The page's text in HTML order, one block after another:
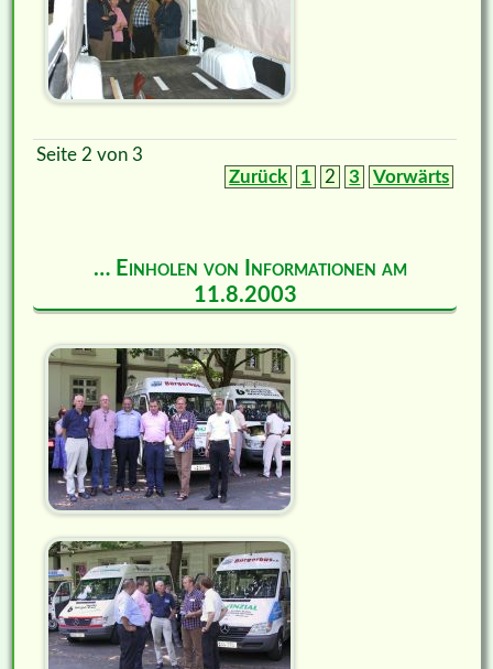
Seite 2 von 3
Zurück
1 2 3 Vorwärts
… Einholen von Informationen am
11.8.2003